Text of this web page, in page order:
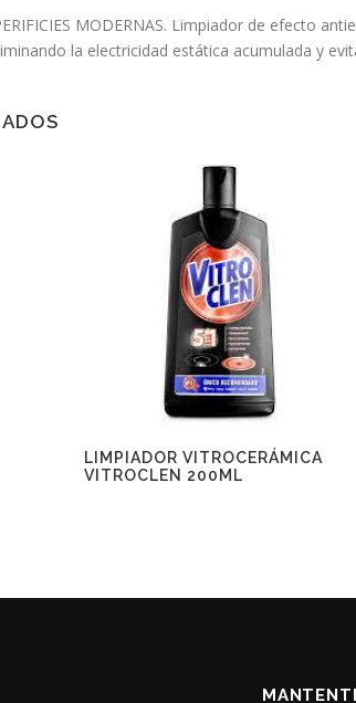
MODERNAS. Limpiador de efecto
la electricidad estática acumulada y
LIMPIADOR VITROCERÁMICA
VITROCLEN 200ML